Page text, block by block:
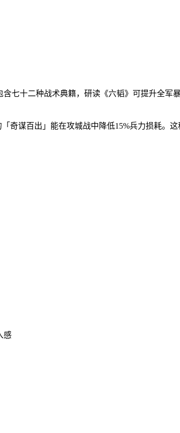
七十二种战术典籍，研读《六韬》可提升全军
奇谋百出」能在攻城战中降低15%兵力损耗。
感